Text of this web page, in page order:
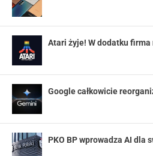
Atari żyje! W dodatku
Google całkowicie
PKO BP wprowadza AI dla